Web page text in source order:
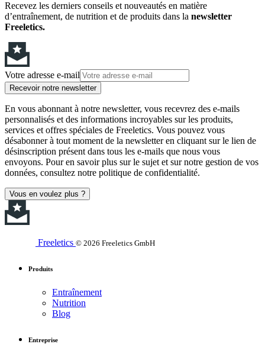
Recevez les derniers conseils et nouveautés en matière
d’entraînement, de nutrition et de produits dans la newsletter
Freeletics.
Votre adresse e-mail
Recevoir notre newsletter
En vous abonnant à notre newsletter, vous recevrez des e-mails
personnalisés et des informations incroyables sur les produits,
services et offres spéciales de Freeletics. Vous pouvez vous
désabonner à tout moment de la newsletter en cliquant sur le lien de
désinscription présent dans tous les e-mails que nous vous
envoyons. Pour en savoir plus sur le sujet et sur notre gestion de vos
données, consultez notre politique de confidentialité.
Vous en voulez plus ?
Freeletics © 2026 Freeletics GmbH
Produits
Entraînement
Nutrition
Blog
Entreprise